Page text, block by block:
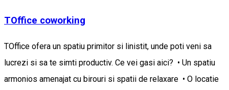
TOffice coworking
TOffice ofera un spatiu primitor si linistit, unde poti veni sa
lucrezi si sa te simti productiv. Ce vei gasi aici? • Un spatiu
armonios amenajat cu birouri si spatii de relaxare • O locatie